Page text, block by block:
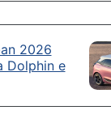
2026
Dolphin e